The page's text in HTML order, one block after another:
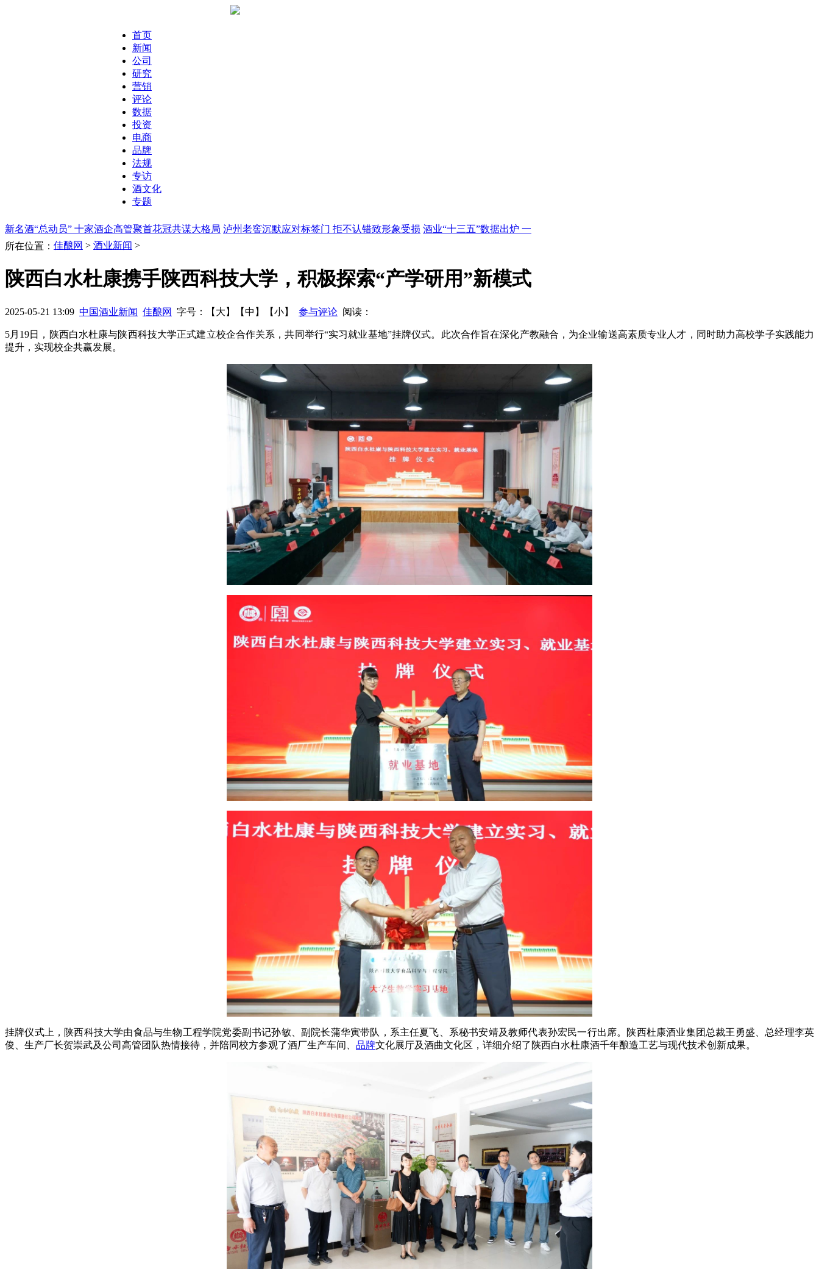
首页
新闻
公司
研究
营销
评论
数据
投资
电商
品牌
法规
专访
酒文化
专题
新名酒“总动员” 十家酒企高管聚首花冠共谋大格局 泸州老窖沉默应对标签门 拒不认错致形象受损 酒业“十三五”数据出炉 一
片“涨”声引券商看多 酒鬼酒存款失踪案新进展：被告人否认诈骗 举报公司领导
炉 春糖：郎酒“原浆”发力中端 泸州老窖求稳共赢 劣质白酒变身茅台 敌敌畏浸泡瓶盖求“杏仁味”！ 安徽宿州查出假冒伪劣白酒
停牌期满申请继续停牌 五粮液片区会议明确2016“量价平衡”政策的操作细则
所在位置： 佳酿网 > 酒业新闻 >
陕西白水杜康携手陕西科技大学，积极探索“产学研用”新模式
2025-05-21 13:09 中国酒业新闻 佳酿网 字号：【 大 】【中 】【小】 参与评论 阅读：
5月19日，陕西白水杜康与陕西科技大学正式建立校企合作关系，共同举行“实习就业基地”挂牌仪式。此次合作旨在深化产教融合，为企业输送高素质专业人才，同时助力高校学子实践能力
提升，实现校企共赢发展。
挂牌仪式上，陕西科技大学由食品与生物工程学院党委副书记孙敏、副院长蒲华寅带队，系主任夏飞、系秘书安靖及教师代表孙宏民一行出席。陕西杜康酒业集团总裁王勇盛、总经理李英
俊、生产厂长贺崇武及公司高管团队热情接待，并陪同校方参观了酒厂生产车间、 品牌文化展厅及酒曲文化区，详细介绍了陕西白水杜康酒千年酿造工艺与现代技术创新成果。